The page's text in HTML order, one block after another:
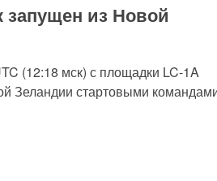
запущен из Новой
(12:18 мск) с площадки LC-1A
Зеландии стартовыми